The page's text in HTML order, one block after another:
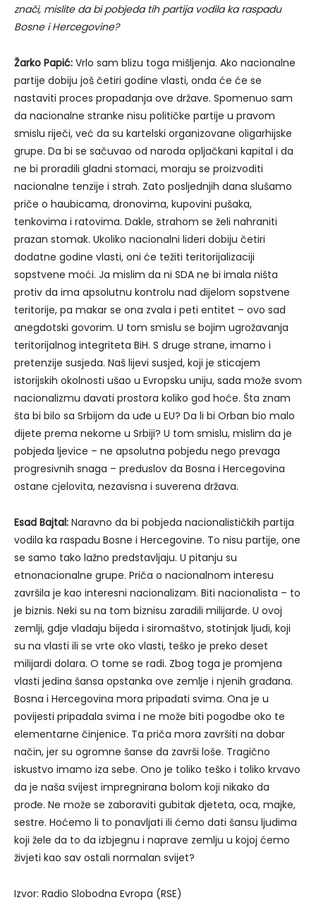
znači, mislite da bi pobjeda tih partija vodila ka raspadu
Bosne i Hercegovine?
Žarko Papić: Vrlo sam blizu toga mišljenja. Ako nacionalne
partije dobiju još četiri godine vlasti, onda će će se
nastaviti proces propadanja ove države. Spomenuo sam
da nacionalne stranke nisu političke partije u pravom
smislu riječi, već da su kartelski organizovane oligarhijske
grupe. Da bi se sačuvao od naroda opljačkani kapital i da
ne bi proradili gladni stomaci, moraju se proizvoditi
nacionalne tenzije i strah. Zato posljednjih dana slušamo
priče o haubicama, dronovima, kupovini pušaka,
tenkovima i ratovima. Dakle, strahom se želi nahraniti
prazan stomak. Ukoliko nacionalni lideri dobiju četiri
dodatne godine vlasti, oni će težiti teritorijalizaciji
sopstvene moći. Ja mislim da ni SDA ne bi imala ništa
protiv da ima apsolutnu kontrolu nad dijelom sopstvene
teritorije, pa makar se ona zvala i peti entitet – ovo sad
anegdotski govorim. U tom smislu se bojim ugrožavanja
teritorijalnog integriteta BiH. S druge strane, imamo i
pretenzije susjeda. Naš lijevi susjed, koji je sticajem
istorijskih okolnosti ušao u Evropsku uniju, sada može svom
nacionalizmu davati prostora koliko god hoće. Šta znam
šta bi bilo sa Srbijom da uđe u EU? Da li bi Orban bio malo
dijete prema nekome u Srbiji? U tom smislu, mislim da je
pobjeda ljevice – ne apsolutna pobjedu nego prevaga
progresivnih snaga – preduslov da Bosna i Hercegovina
ostane cjelovita, nezavisna i suverena država.
Esad Bajtal: Naravno da bi pobjeda nacionalističkih partija
vodila ka raspadu Bosne i Hercegovine. To nisu partije, one
se samo tako lažno predstavljaju. U pitanju su
etnonacionalne grupe. Priča o nacionalnom interesu
završila je kao interesni nacionalizam. Biti nacionalista – to
je biznis. Neki su na tom biznisu zaradili milijarde. U ovoj
zemlji, gdje vladaju bijeda i siromaštvo, stotinjak ljudi, koji
su na vlasti ili se vrte oko vlasti, teško je preko deset
milijardi dolara. O tome se radi. Zbog toga je promjena
vlasti jedina šansa opstanka ove zemlje i njenih građana.
Bosna i Hercegovina mora pripadati svima. Ona je u
povijesti pripadala svima i ne može biti pogodbe oko te
elementarne činjenice. Ta priča mora završiti na dobar
način, jer su ogromne šanse da završi loše. Tragično
iskustvo imamo iza sebe. Ono je toliko teško i toliko krvavo
da je naša svijest impregnirana bolom koji nikako da
prođe. Ne može se zaboraviti gubitak djeteta, oca, majke,
sestre. Hoćemo li to ponavljati ili ćemo dati šansu ljudima
koji žele da to da izbjegnu i naprave zemlju u kojoj ćemo
živjeti kao sav ostali normalan svijet?
Izvor: Radio Slobodna Evropa (RSE)